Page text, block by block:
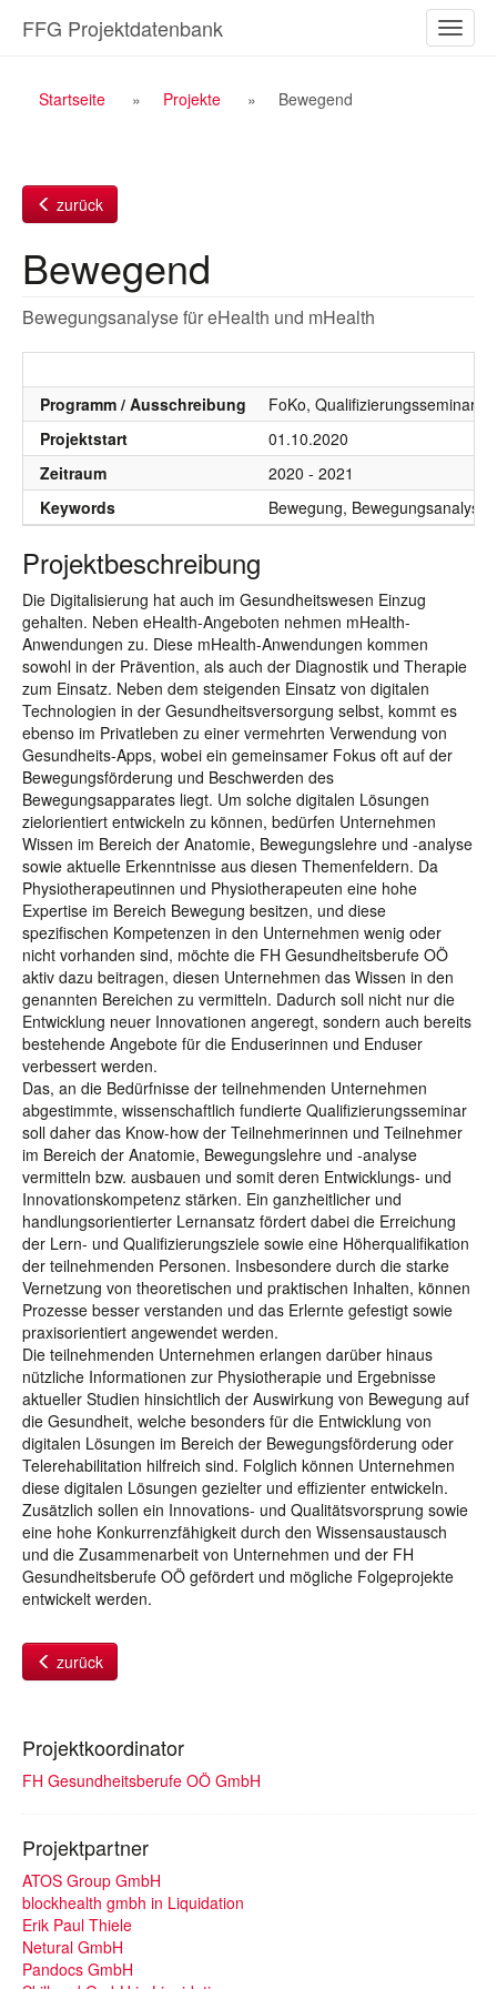
Inhalt
ein-/
FFG Projektdatenbank
Breadcrumb
Startseite Projekte Bewegend
zurück
Bewegend
Bewegungsanalyse für eHealth und mHealth
Programm / Ausschreibung
FoKo,
Projektstart
01.10.2020
Zeitraum
2020 - 2021
Keywords
Bewegung,
Projektbeschreibung
Die Digitalisierung hat auch im Gesundheitswesen Einzug
gehalten. Neben eHealth-Angeboten nehmen mHealth-
Anwendungen zu. Diese mHealth-Anwendungen kommen
sowohl in der Prävention, als auch der Diagnostik und Therapie
zum Einsatz. Neben dem steigenden Einsatz von digitalen
Technologien in der Gesundheitsversorgung selbst, kommt es
ebenso im Privatleben zu einer vermehrten Verwendung von
Gesundheits-Apps, wobei ein gemeinsamer Fokus oft auf der
Bewegungsförderung und Beschwerden des
Bewegungsapparates liegt. Um solche digitalen Lösungen
zielorientiert entwickeln zu können, bedürfen Unternehmen
Wissen im Bereich der Anatomie, Bewegungslehre und -analyse
sowie aktuelle Erkenntnisse aus diesen Themenfeldern. Da
Physiotherapeutinnen und Physiotherapeuten eine hohe
Expertise im Bereich Bewegung besitzen, und diese
spezifischen Kompetenzen in den Unternehmen wenig oder
nicht vorhanden sind, möchte die FH Gesundheitsberufe OÖ
aktiv dazu beitragen, diesen Unternehmen das Wissen in den
genannten Bereichen zu vermitteln. Dadurch soll nicht nur die
Entwicklung neuer Innovationen angeregt, sondern auch bereits
bestehende Angebote für die Enduserinnen und Enduser
verbessert werden.
Das, an die Bedürfnisse der teilnehmenden Unternehmen
abgestimmte, wissenschaftlich fundierte Qualifizierungsseminar
soll daher das Know-how der Teilnehmerinnen und Teilnehmer
im Bereich der Anatomie, Bewegungslehre und -analyse
vermitteln bzw. ausbauen und somit deren Entwicklungs- und
Innovationskompetenz stärken. Ein ganzheitlicher und
handlungsorientierter Lernansatz fördert dabei die Erreichung
der Lern- und Qualifizierungsziele sowie eine Höherqualifikation
der teilnehmenden Personen. Insbesondere durch die starke
Vernetzung von theoretischen und praktischen Inhalten, können
Prozesse besser verstanden und das Erlernte gefestigt sowie
praxisorientiert angewendet werden.
Die teilnehmenden Unternehmen erlangen darüber hinaus
nützliche Informationen zur Physiotherapie und Ergebnisse
aktueller Studien hinsichtlich der Auswirkung von Bewegung auf
die Gesundheit, welche besonders für die Entwicklung von
digitalen Lösungen im Bereich der Bewegungsförderung oder
Telerehabilitation hilfreich sind. Folglich können Unternehmen
diese digitalen Lösungen gezielter und effizienter entwickeln.
Zusätzlich sollen ein Innovations- und Qualitätsvorsprung sowie
eine hohe Konkurrenzfähigkeit durch den Wissensaustausch
und die Zusammenarbeit von Unternehmen und der FH
Gesundheitsberufe OÖ gefördert und mögliche Folgeprojekte
entwickelt werden.
zurück
Projektkoordinator
FH Gesundheitsberufe OÖ GmbH
Projektpartner
ATOS Group GmbH
blockhealth gmbh in Liquidation
Erik Paul Thiele
Netural GmbH
Pandocs GmbH